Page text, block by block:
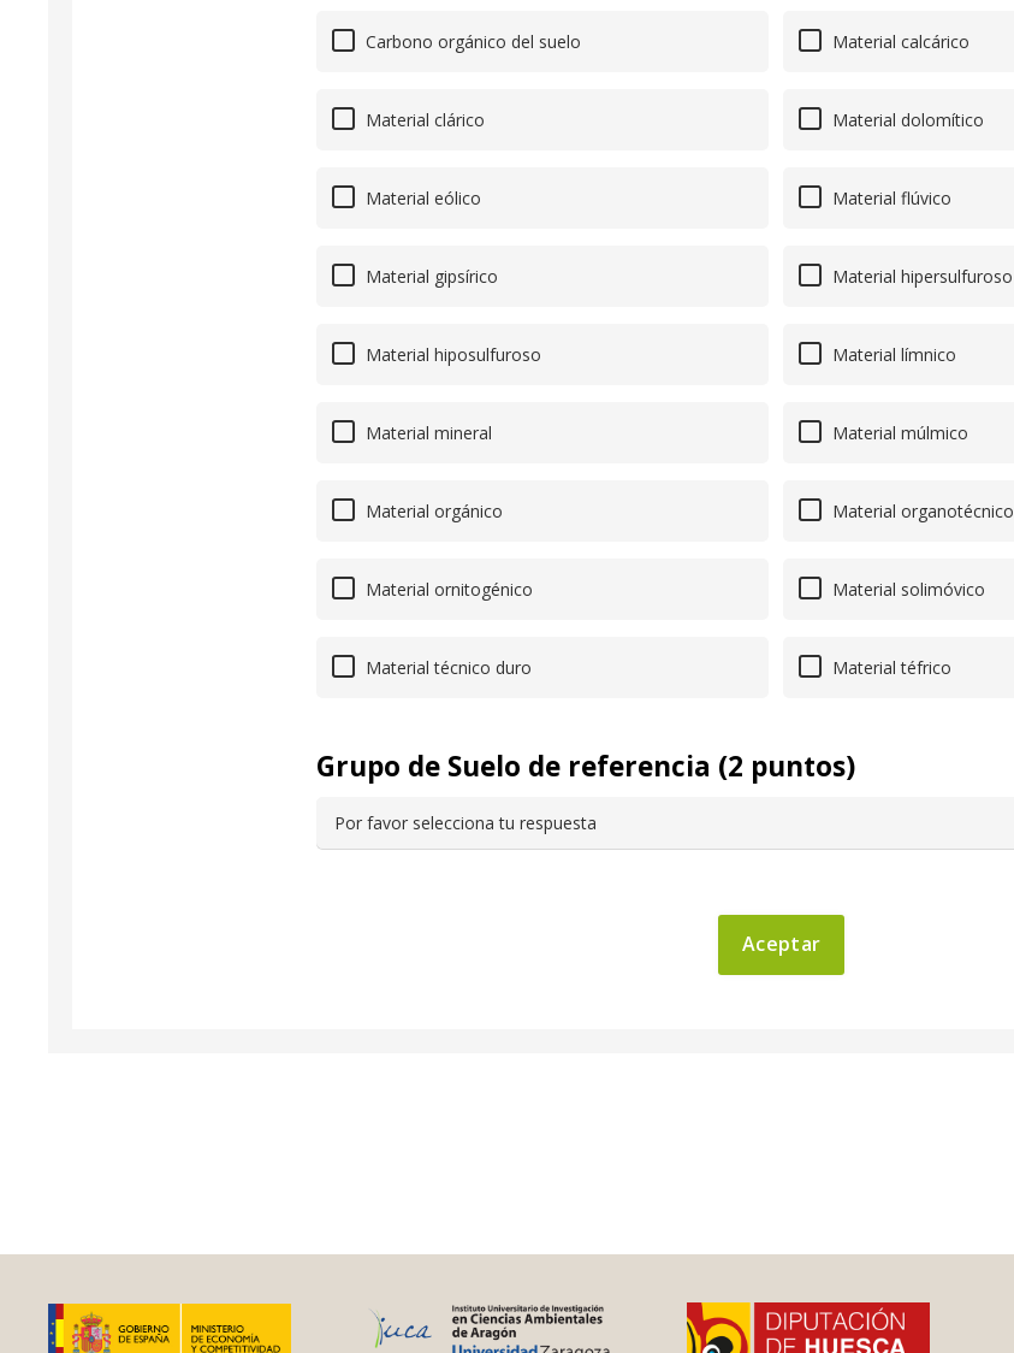
Carbono orgánico del suelo Material calcárico
Material clárico Material dolomítico
Material eólico Material flúvico
Material gipsírico Material hipersulfuroso
Material hiposulfuroso Material límnico
Material mineral Material múlmico
Material orgánico Material organotécnico
Material ornitogénico Material solimóvico
Material técnico duro Material téfrico
Grupo de Suelo de referencia (2 puntos)